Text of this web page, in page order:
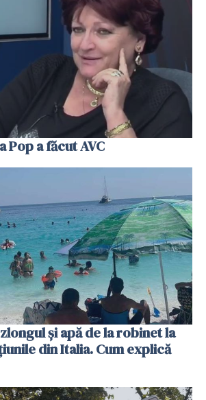
Pop a făcut AVC
și apă de la robinet la
din Italia. Cum explică